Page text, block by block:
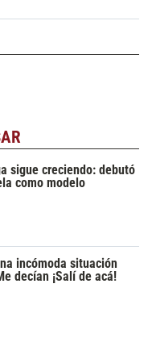
sigue creciendo: debutó
como modelo
incómoda situación
decían ¡Salí de acá!